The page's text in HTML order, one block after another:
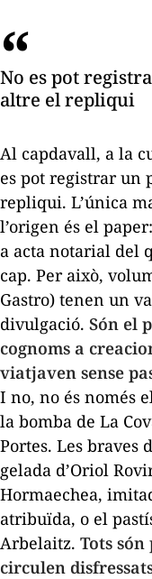
No es pot
altre el repliqui
Al capdavall, a la
es pot registrar un
repliqui. L’única
l’origen és el
a acta notarial del
cap. Per això,
Gastro) tenen un
divulgació. Són el
cognoms a
viatjaven sense
I no, no és només
la bomba de La
Portes. Les braves
gelada d’Oriol
Hormaechea,
atribuïda, o el
Arbelaitz. Tots
circulen